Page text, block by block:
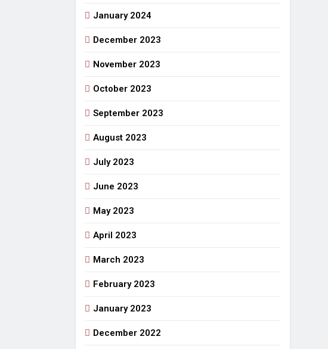
January 2024
December 2023
November 2023
October 2023
September 2023
August 2023
July 2023
June 2023
May 2023
April 2023
March 2023
February 2023
January 2023
December 2022